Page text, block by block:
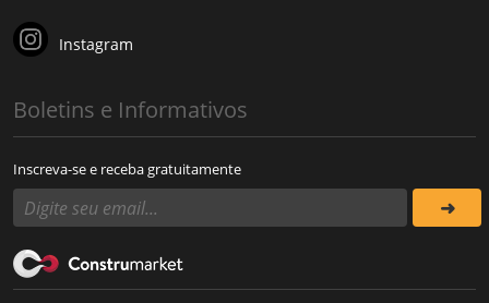
Instagram
Boletins e Informativos
Inscreva-se e receba gratuitamente